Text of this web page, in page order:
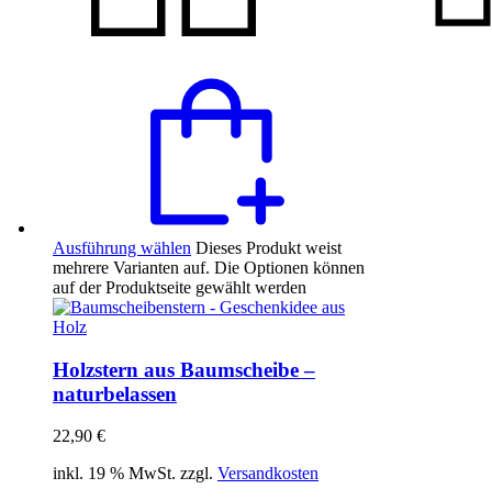
Ausführung wählen Dieses Produkt weist
mehrere Varianten auf. Die Optionen können
auf der Produktseite gewählt werden
Holzstern aus Baumscheibe –
naturbelassen
22,90 €
inkl. 19 % MwSt. zzgl. Versandkosten